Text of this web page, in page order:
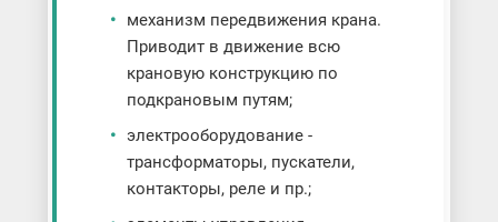
механизм передвижения крана.
Приводит в движение всю
крановую конструкцию по
подкрановым путям;
электрооборудование -
трансформаторы, пускатели,
контакторы, реле и пр.;